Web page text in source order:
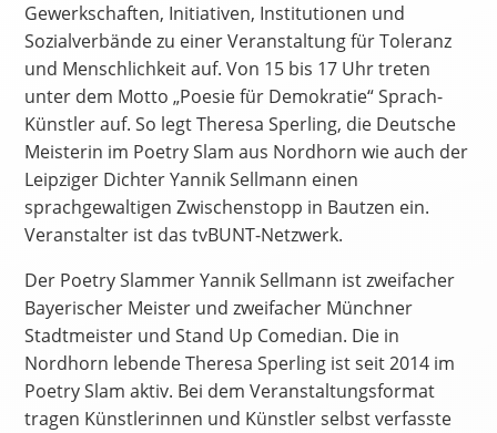
Gewerkschaften, Initiativen, Institutionen und
Sozialverbände zu einer Veranstaltung für Toleranz
und Menschlichkeit auf. Von 15 bis 17 Uhr treten
unter dem Motto „Poesie für Demokratie“ Sprach-
Künstler auf. So legt Theresa Sperling, die Deutsche
Meisterin im Poetry Slam aus Nordhorn wie auch der
Leipziger Dichter Yannik Sellmann einen
sprachgewaltigen Zwischenstopp in Bautzen ein.
Veranstalter ist das tvBUNT-Netzwerk.
Der Poetry Slammer Yannik Sellmann ist zweifacher
Bayerischer Meister und zweifacher Münchner
Stadtmeister und Stand Up Comedian. Die in
Nordhorn lebende Theresa Sperling ist seit 2014 im
Poetry Slam aktiv. Bei dem Veranstaltungsformat
tragen Künstlerinnen und Künstler selbst verfasste